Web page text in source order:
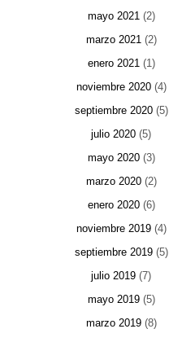
mayo 2021(2)
marzo 2021(2)
enero 2021(1)
noviembre 2020(4)
septiembre 2020(5)
julio 2020 (5)
mayo 2020(3)
marzo 2020(2)
enero 2020(6)
noviembre 2019(4)
septiembre 2019(5)
julio 2019 (7)
mayo 2019(5)
marzo 2019(8)